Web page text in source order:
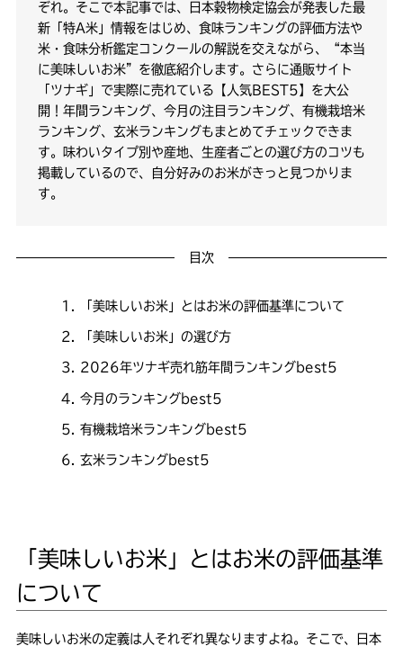
ぞれ。そこで本記事では、日本穀物検定協会が発表した最
新「特A米」情報をはじめ、食味ランキングの評価方法や
米・食味分析鑑定コンクールの解説を交えながら、“本当
に美味しいお米”を徹底紹介します。さらに通販サイト
「ツナギ」で実際に売れている【人気BEST5】を大公
開！年間ランキング、今月の注目ランキング、有機栽培米
ランキング、玄米ランキングもまとめてチェックできま
す。味わいタイプ別や産地、生産者ごとの選び方のコツも
掲載しているので、自分好みのお米がきっと見つかりま
す。
目次
「美味しいお米」とはお米の評価基準について
「美味しいお米」の選び方
2026年ツナギ売れ筋年間ランキングbest5
今月のランキングbest5
有機栽培米ランキングbest5
玄米ランキングbest5
「美味しいお米」とはお米の評価基準
について
美味しいお米の定義は人それぞれ異なりますよね。そこで、日本